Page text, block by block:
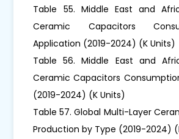
Table 55. Middle East and
Ceramic Capacitors
Application (2019-2024) (K Units)
Table 56. Middle East and
Ceramic Capacitors
(2019-2024) (K Units)
Table 57. Global Multi-Layer
Production by Type (2019-2024)